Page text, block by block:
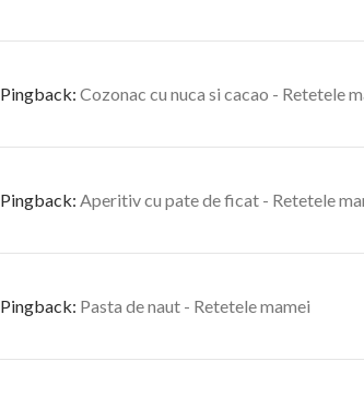
Pingback: Cozonac cu nuca si cacao - Retetele
Pingback: Aperitiv cu pate de ficat - Retetele
Pingback: Pasta de naut - Retetele mamei